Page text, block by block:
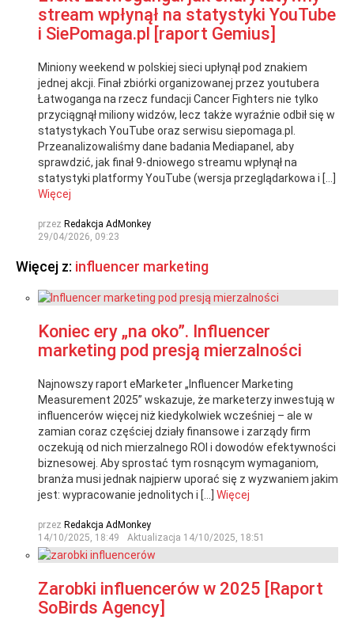
stream wpłynął na statystyki YouTube
i SiePomaga.pl [raport Gemius]
Miniony weekend w polskiej sieci upłynął pod znakiem
jednej akcji. Finał zbiórki organizowanej przez youtubera
Łatwoganga na rzecz fundacji Cancer Fighters nie tylko
przyciągnął miliony widzów, lecz także wyraźnie odbił się w
statystykach YouTube oraz serwisu siepomaga.pl.
Przeanalizowaliśmy dane badania Mediapanel, aby
sprawdzić, jak finał 9-dniowego streamu wpłynął na
statystyki platformy YouTube (wersja przeglądarkowa i […]
Więcej
przez Redakcja AdMonkey
29/04/2026, 09:23
Więcej z: influencer marketing
Koniec ery „na oko”. Influencer
marketing pod presją mierzalności
Najnowszy raport eMarketer „Influencer Marketing
Measurement 2025” wskazuje, że marketerzy inwestują w
influencerów więcej niż kiedykolwiek wcześniej – ale w
zamian coraz częściej działy finansowe i zarządy firm
oczekują od nich mierzalnego ROI i dowodów efektywności
biznesowej. Aby sprostać tym rosnącym wymaganiom,
branża musi jednak najpierw uporać się z wyzwaniem jakim
jest: wypracowanie jednolitych i […] Więcej
przez Redakcja AdMonkey
14/10/2025, 18:49
Aktualizacja 14/10/2025, 18:51
Zarobki influencerów w 2025 [Raport
SoBirds Agency]